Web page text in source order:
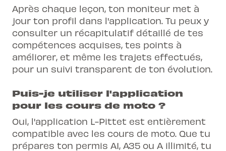
Après chaque leçon, ton moniteur met à
jour ton profil dans l'application. Tu peux y
consulter un récapitulatif détaillé de tes
compétences acquises, tes points à
améliorer, et même les trajets effectués,
pour un suivi transparent de ton évolution.
Puis-je utiliser l'application
pour les cours de moto ?
Oui, l'application L-Pittet est entièrement
compatible avec les cours de moto. Que tu
prépares ton permis A1, A35 ou A illimité, tu